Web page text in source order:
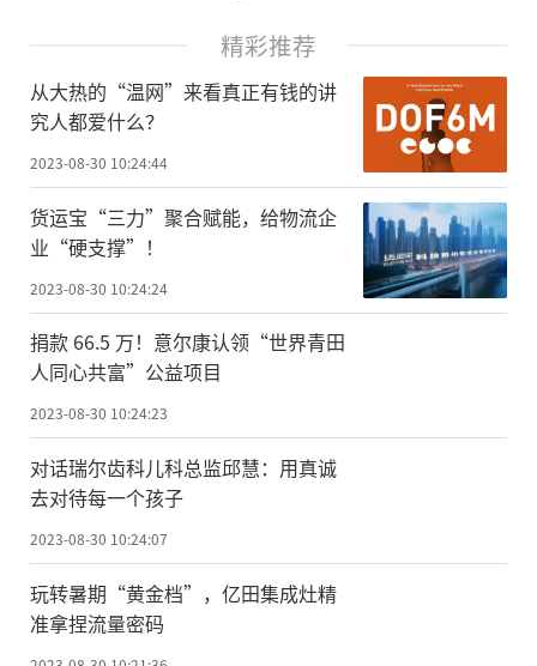
精彩推荐
从大热的“温网”来看真正有钱的讲
究人都爱什么？
2023-08-30 10:24:44
货运宝“三力”聚合赋能，给物流企
业“硬支撑”！
2023-08-30 10:24:24
捐款 66.5 万！意尔康认领“世界青田
人同心共富”公益项目
2023-08-30 10:24:23
对话瑞尔齿科儿科总监邱慧：用真诚
去对待每一个孩子
2023-08-30 10:24:07
玩转暑期“黄金档”，亿田集成灶精
准拿捏流量密码